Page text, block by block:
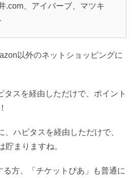
.com、アイバーブ、マツキ
以外のネットショッピングに
タスを経由しただけで、ポイント
ハピタスを経由しただけで、
貯まりますね。
る方、「チケットぴあ」も普通に